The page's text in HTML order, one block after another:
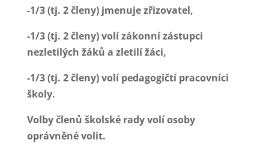
-1/3(tj. 2členy) jmenujezřizovatel,
-1/3(tj. 2členy)volízákonnízástupci
nezletilých žáků a zletilížáci,
-1/3(tj. 2členy)volí pedagogičtí pracovníci
školy.
Volbyčlenů školské radyvolíosoby
oprávněnévolit.